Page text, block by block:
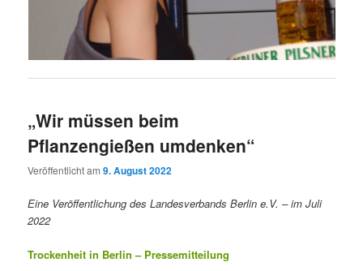
„Wir müssen beim
Pflanzengießen umdenken“
Veröffentlicht am9. August 2022
Eine Veröffentlichung des Landesverbands Berlin e.V. – im Juli
2022
Trockenheit in Berlin – Pressemitteilung